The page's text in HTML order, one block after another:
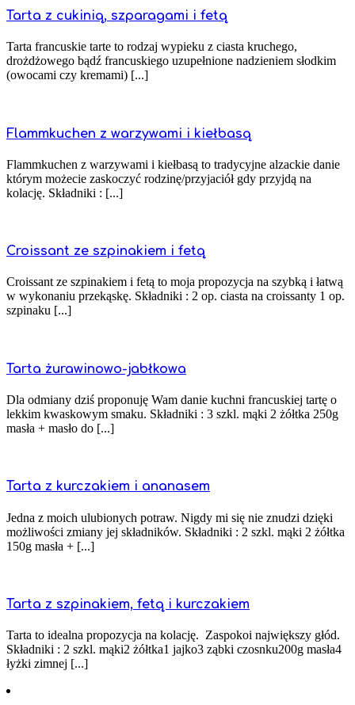
Tarta z cukinią, szparagami i fetą
Tarta francuskie tarte to rodzaj wypieku z ciasta kruchego,
drożdżowego bądź francuskiego uzupełnione nadzieniem słodkim
(owocami czy kremami) [...]
Flammkuchen z warzywami i kiełbasą
Flammkuchen z warzywami i kiełbasą to tradycyjne alzackie danie
którym możecie zaskoczyć rodzinę/przyjaciół gdy przyjdą na
kolację. Składniki : [...]
Croissant ze szpinakiem i fetą
Croissant ze szpinakiem i fetą to moja propozycja na szybką i łatwą
w wykonaniu przekąskę. Składniki : 2 op. ciasta na croissanty 1 op.
szpinaku [...]
Tarta żurawinowo-jabłkowa
Dla odmiany dziś proponuję Wam danie kuchni francuskiej tartę o
lekkim kwaskowym smaku. Składniki : 3 szkl. mąki 2 żółtka 250g
masła + masło do [...]
Tarta z kurczakiem i ananasem
Jedna z moich ulubionych potraw. Nigdy mi się nie znudzi dzięki
możliwości zmiany jej składników. Składniki : 2 szkl. mąki 2 żółtka
150g masła + [...]
Tarta z szpinakiem, fetą i kurczakiem
Tarta to idealna propozycja na kolację. Zaspokoi największy głód.
Składniki : 2 szkl. mąki2 żółtka1 jajko3 ząbki czosnku200g masła4
łyżki zimnej [...]